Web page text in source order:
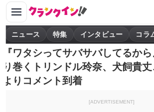
ニュース 特集 インタビュー コラ
『ワタシってサバサバしてるか
り巻くトリンドル玲奈、犬飼貴
よりコメント到着
[ADVERTISEMENT]